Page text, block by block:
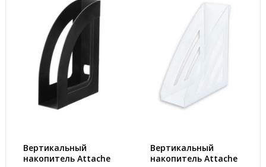
Вертикальный
накопитель Attache
Вертикальный
накопитель Attache